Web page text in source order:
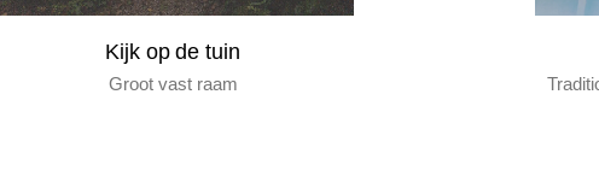
kijk op de tuin
groot vast raam
traditioneel handgemaakte constructie met